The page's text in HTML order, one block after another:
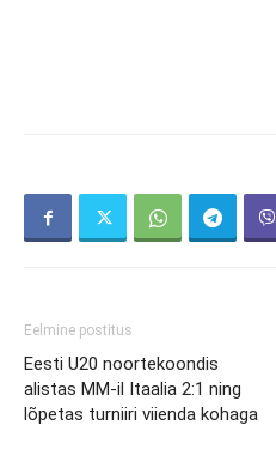
Eelmine postitus
Eesti U20 noortekoondis
alistas MM-il Itaalia 2:1 ning
lõpetas turniiri viienda kohaga